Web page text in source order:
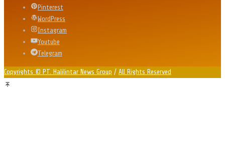
Pinterest
WordPress
Instagram
Youtube
Telegram
Copyrights © PT. Halilintar News Group / All Rights Reserved